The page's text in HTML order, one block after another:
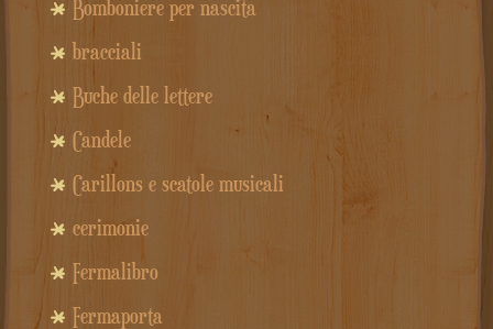
Bomboniere per nascita
bracciali
Buche delle lettere
Candele
Carillons e scatole musicali
cerimonie
Fermalibro
Fermaporta